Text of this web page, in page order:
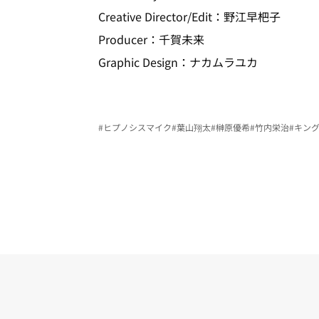
Creative Director/Edit：野江早杷子
Producer：千賀未来
Graphic Design：ナカムラユカ
#ヒプノシスマイク#葉山翔太#榊原優希#竹内栄治#キン